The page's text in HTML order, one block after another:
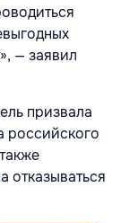
— заявил
призвала
российского
отказываться